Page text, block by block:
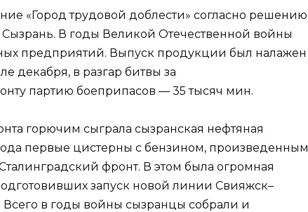
«Город трудовой доблести» согласно решению
Сызрань. В годы Великой Отечественной войны
предприятий. Выпуск продукции был налажен
декабря, в разгар битвы за
партию боеприпасов — 35 тысяч мин.
горючим сыграла сызранская нефтяная
первые цистерны с бензином, произведенным
фронт. В этом была огромная
запуск новой линии Свияжск–
Всего в годы войны сызранцы собрали и